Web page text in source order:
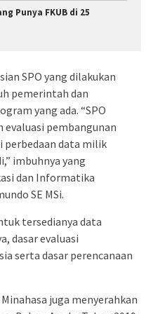
Punya FKUB di 25
SPO yang dilakukan
pemerintah dan
yang ada. “SPO
evaluasi pembangunan
perbedaan data milik
imbuhnya yang
dan Informatika
SE MSi.
tersedianya data
dasar evaluasi
serta dasar perencanaan
juga menyerahkan